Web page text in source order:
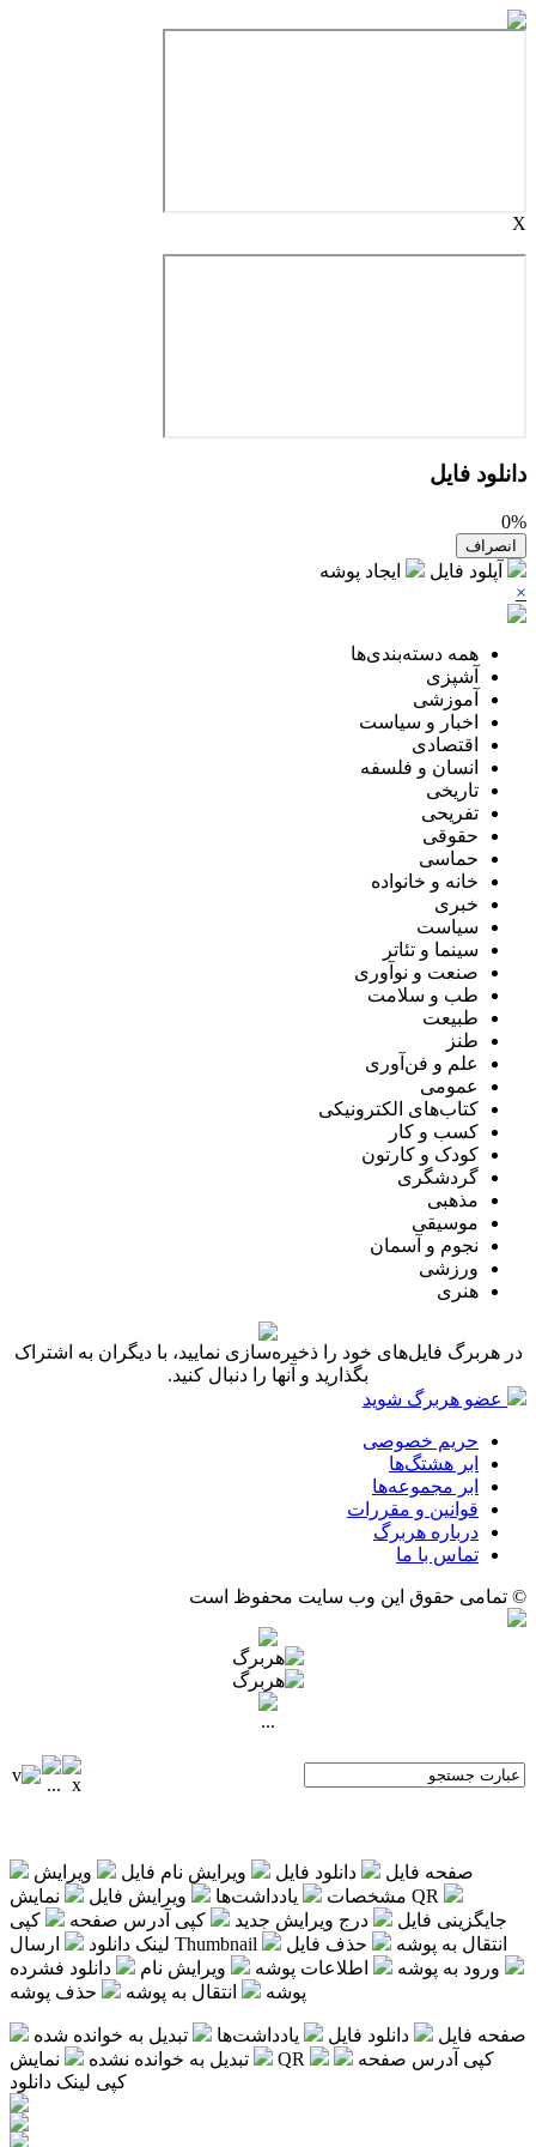
X
دانلود فایل
0%
انصراف
آپلود فایل
ایجاد پوشه
×
همه دسته‌بندی‌ها
آشپزی
آموزشی
اخبار و سیاست
اقتصادی
انسان و فلسفه
تاریخی
تفریحی
حقوقی
حماسی
خانه و خانواده
خبری
سیاست
سینما و تئاتر
صنعت و نوآوری
طب و سلامت
طبیعت
طنز
علم و فن‌آوری
عمومی
کتاب‌های الکترونیکی
کسب و کار
کودک و کارتون
گردشگری
مذهبی
موسیقی
نجوم و آسمان
ورزشی
هنری
در هربرگ فایل‌های خود را ذخیره‌سازی نمایید، با دیگران به اشتراک
بگذارید و آنها را دنبال کنید.
عضو هربرگ شوید
حریم خصوصی
ابر هشتگ‌ها
ابر مجموعه‌ها
قوانین و مقررات
درباره هربرگ
تماس با ما
© تمامی حقوق این وب سایت محفوظ است
...
صفحه فایل دانلود فایل ویرایش نام فایل
ویرایش
مشخصات
یادداشت‌ها ویرایش فایل
نمایش QR
جایگزینی فایل
درج ویرایش جدید کپی آدرس صفحه
کپی
لینک دانلود ارسال Thumbnail انتقال به پوشه
حذف فایل
ورود به پوشه
اطلاعات پوشه ویرایش نام
دانلود فشرده
پوشه
انتقال به پوشه حذف پوشه
صفحه فایل دانلود فایل یادداشت‌ها
تبدیل به خوانده شده
تبدیل به خوانده نشده
نمایش QR
کپی آدرس صفحه
کپی لینک دانلود